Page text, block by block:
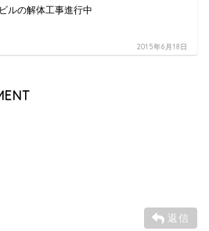
ルの解体工事進行中
2015年6月18日
返信